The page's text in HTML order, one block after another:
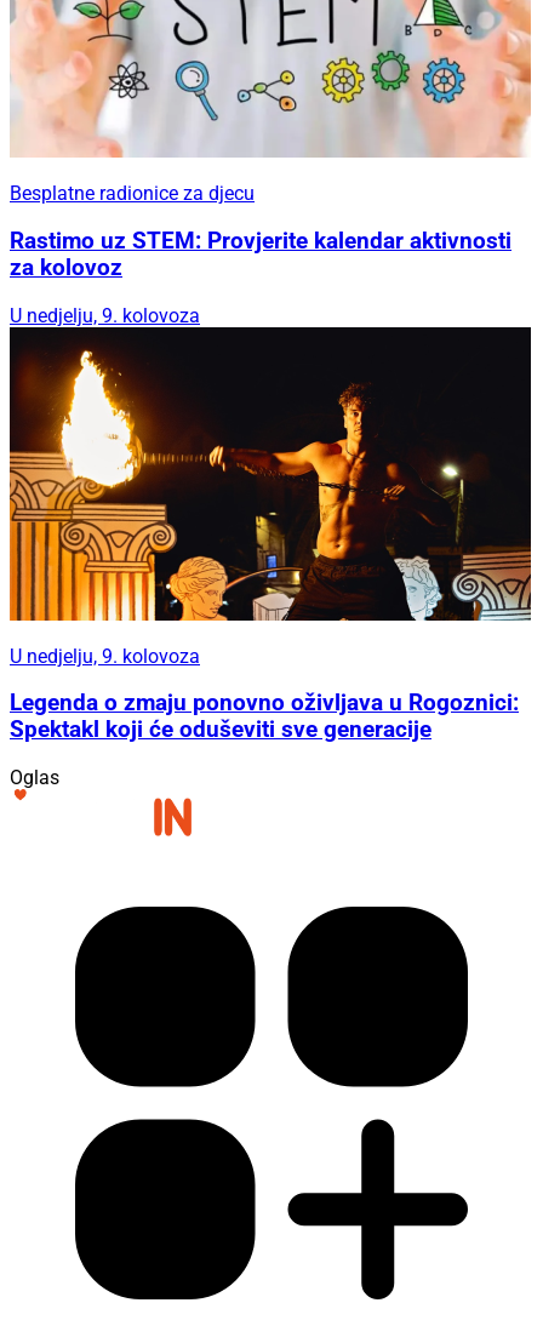
Besplatne radionice za djecu
Rastimo uz STEM: Provjerite kalendar aktivnosti
za kolovoz
U nedjelju, 9. kolovoza
U nedjelju, 9. kolovoza
Legenda o zmaju ponovno oživljava u Rogoznici:
Spektakl koji će oduševiti sve generacije
Oglas